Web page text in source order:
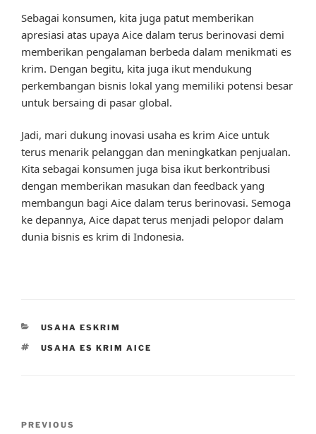
Sebagai konsumen, kita juga patut memberikan
apresiasi atas upaya Aice dalam terus berinovasi demi
memberikan pengalaman berbeda dalam menikmati es
krim. Dengan begitu, kita juga ikut mendukung
perkembangan bisnis lokal yang memiliki potensi besar
untuk bersaing di pasar global.
Jadi, mari dukung inovasi usaha es krim Aice untuk
terus menarik pelanggan dan meningkatkan penjualan.
Kita sebagai konsumen juga bisa ikut berkontribusi
dengan memberikan masukan dan feedback yang
membangun bagi Aice dalam terus berinovasi. Semoga
ke depannya, Aice dapat terus menjadi pelopor dalam
dunia bisnis es krim di Indonesia.
CATEGORIES
USAHA ESKRIM
TAGS
USAHA ES KRIM AICE
Previous
PREVIOUS